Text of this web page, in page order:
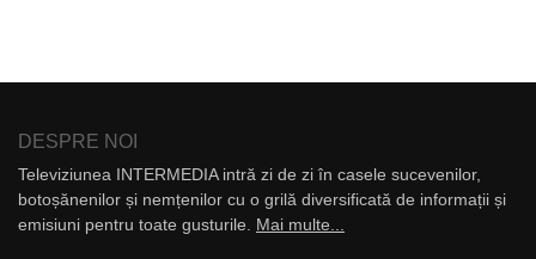
DESPRE NOI
Televiziunea INTERMEDIA intră zi de zi în casele sucevenilor,
botoșănenilor și nemțenilor cu o grilă diversificată de informații și
emisiuni pentru toate gusturile. Mai multe...